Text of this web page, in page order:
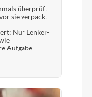
überprüft
sie verpackt
Nur Lenker-
Aufgabe